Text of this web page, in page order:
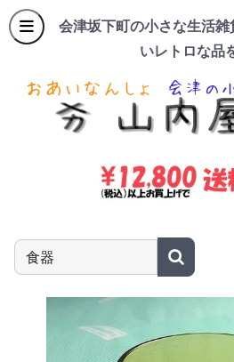
会津坂下町の小さな生活
いレトロな品
商品名やキーワードを入力